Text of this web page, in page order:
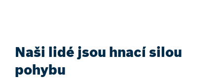
Naši lidé jsou hnací silou
pohybu